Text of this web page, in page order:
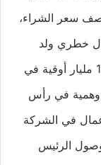
سعر الشراء،
خطري ولد
دحود، وقدرت خسائر الشركة يومها بحوالي 11 مليار أوقية في
وهمية في رأس
في الشركة
عند وصول الرئيس